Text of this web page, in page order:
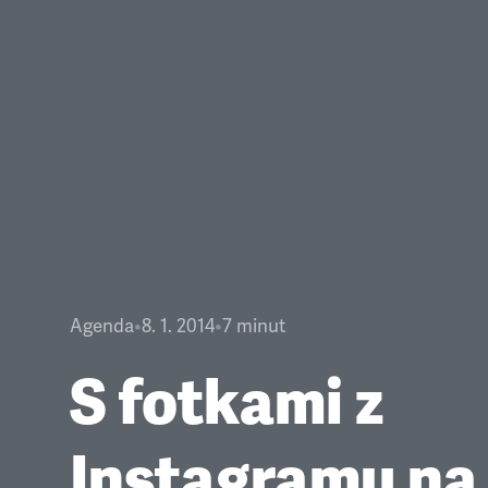
Agenda•8. 1. 2014•7 minut
S fotkami z